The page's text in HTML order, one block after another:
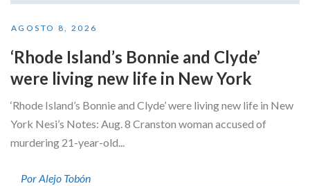
AGOSTO 8, 2026
‘Rhode Island’s Bonnie and Clyde’
were living new life in New York
‘Rhode Island’s Bonnie and Clyde’ were living new life in New
York Nesi’s Notes: Aug. 8 Cranston woman accused of
murdering 21-year-old...
Por Alejo Tobón